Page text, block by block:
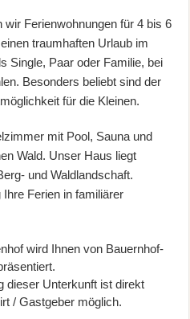
Ferienwohnungen für 4 bis 6
traumhaften Urlaub im
Single, Paar oder Familie, bei
Besonders beliebt sind der
für die Kleinen.
mit Pool, Sauna und
Wald. Unser Haus liegt
und Waldlandschaft.
Ferien in familiärer
wird Ihnen von Bauernhof-
dieser Unterkunft ist direkt
/ Gastgeber möglich.